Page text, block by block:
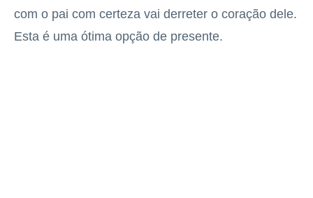
com o pai com certeza vai derreter o coração dele.
Esta é uma ótima opção de presente.